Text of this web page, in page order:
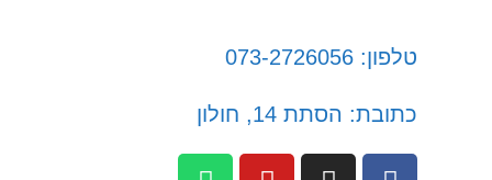
טלפון: 073-2726056
כתובת: הסתת 14, חולון